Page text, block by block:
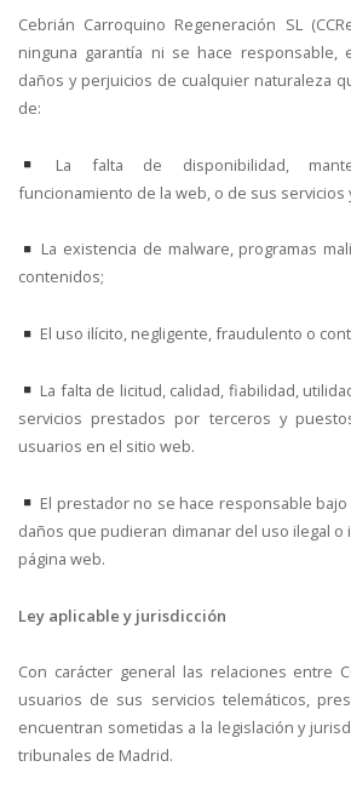
Cebrián Carroquino Regeneración SL
ninguna garantía ni se hace responsable,
daños y perjuicios de cualquier naturaleza
de:
La falta de disponibilidad,
funcionamiento de la web, o de sus servicios
La existencia de malware, programas
contenidos;
El uso ilícito, negligente, fraudulento o
La falta de licitud, calidad, fiabilidad,
servicios prestados por terceros y
usuarios en el sitio web.
El prestador no se hace responsable
daños que pudieran dimanar del uso ilegal
página web.
Ley aplicable y jurisdicción
Con carácter general las relaciones entre
usuarios de sus servicios telemáticos,
encuentran sometidas a la legislación y
tribunales de Madrid.